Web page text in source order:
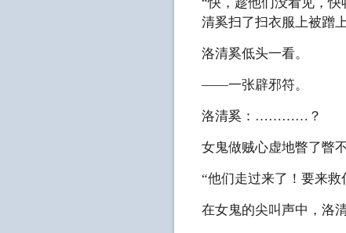
清奚扫了扫衣服上被蹭上
洛清奚低头一看。
——一张辟邪符。
洛清奚：…………？
女鬼做贼心虚地瞥了瞥
“他们走过来了！要来
在女鬼的尖叫声中，洛